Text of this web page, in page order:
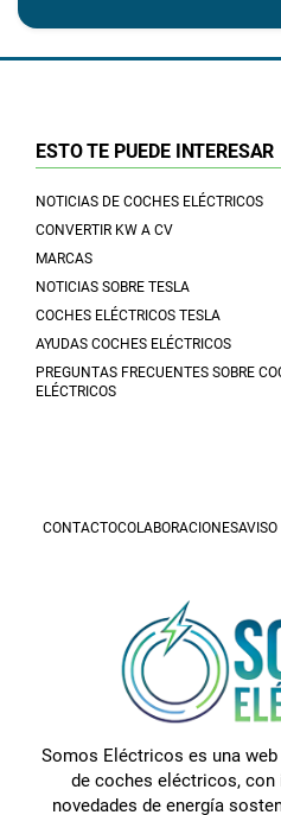
ESTO TE PUEDE INTERESAR
NOTICIAS DE COCHES ELÉCTRICOS
CONVERTIR KW A CV
MARCAS
NOTICIAS SOBRE TESLA
COCHES ELÉCTRICOS TESLA
AYUDAS COCHES ELÉCTRICOS
PREGUNTAS FRECUENTES SOBRE
ELÉCTRICOS
CONTACTOCOLABORACIONESAVISO
Somos Eléctricos es una
de coches eléctricos,
novedades de energía